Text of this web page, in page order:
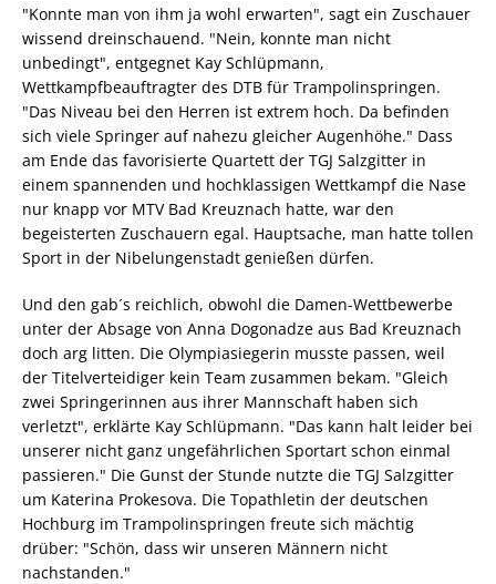
"Konnte man von ihm ja wohl erwarten", sagt ein Zuschauer
wissend dreinschauend. "Nein, konnte man nicht
unbedingt", entgegnet Kay Schlüpmann,
Wettkampfbeauftragter des DTB für Trampolinspringen.
"Das Niveau bei den Herren ist extrem hoch. Da befinden
sich viele Springer auf nahezu gleicher Augenhöhe." Dass
am Ende das favorisierte Quartett der TGJ Salzgitter in
einem spannenden und hochklassigen Wettkampf die Nase
nur knapp vor MTV Bad Kreuznach hatte, war den
begeisterten Zuschauern egal. Hauptsache, man hatte tollen
Sport in der Nibelungenstadt genießen dürfen.
Und den gab´s reichlich, obwohl die Damen-Wettbewerbe
unter der Absage von Anna Dogonadze aus Bad Kreuznach
doch arg litten. Die Olympiasiegerin musste passen, weil
der Titelverteidiger kein Team zusammen bekam. "Gleich
zwei Springerinnen aus ihrer Mannschaft haben sich
verletzt", erklärte Kay Schlüpmann. "Das kann halt leider bei
unserer nicht ganz ungefährlichen Sportart schon einmal
passieren." Die Gunst der Stunde nutzte die TGJ Salzgitter
um Katerina Prokesova. Die Topathletin der deutschen
Hochburg im Trampolinspringen freute sich mächtig
drüber: "Schön, dass wir unseren Männern nicht
nachstanden."